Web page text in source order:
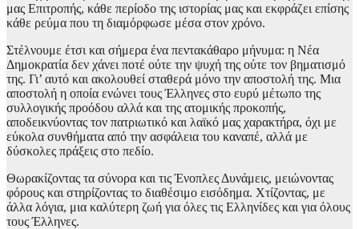
μας Επιτροπής, κάθε περίοδο της ιστορίας μας και εκφράζει επίσης
κάθε ρεύμα που τη διαμόρφωσε μέσα στον χρόνο.
Στέλνουμε έτσι και σήμερα ένα πεντακάθαρο μήνυμα: η Νέα
Δημοκρατία δεν χάνει ποτέ ούτε την ψυχή της ούτε τον βηματισμό
της. Γι’ αυτό και ακολουθεί σταθερά μόνο την αποστολή της. Μια
αποστολή η οποία ενώνει τους Έλληνες στο ευρύ μέτωπο της
συλλογικής προόδου αλλά και της ατομικής προκοπής,
αποδεικνύοντας τον πατριωτικό και λαϊκό μας χαρακτήρα, όχι με
εύκολα συνθήματα από την ασφάλεια του καναπέ, αλλά με
δύσκολες πράξεις στο πεδίο.
Θωρακίζοντας τα σύνορα και τις Ένοπλες Δυνάμεις, μειώνοντας
φόρους και στηρίζοντας το διαθέσιμο εισόδημα. Χτίζοντας, με
άλλα λόγια, μια καλύτερη ζωή για όλες τις Ελληνίδες και για όλους
τους Έλληνες.